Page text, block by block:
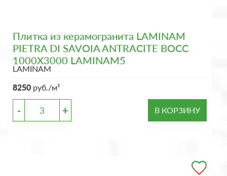
Плитка из керамогранита LAMINAM
PIETRA DI SAVOIA ANTRACITE BOCC
1000X3000 LAMINAM5
LAMINAM
8250 руб./м²
- + В КОРЗИНУ